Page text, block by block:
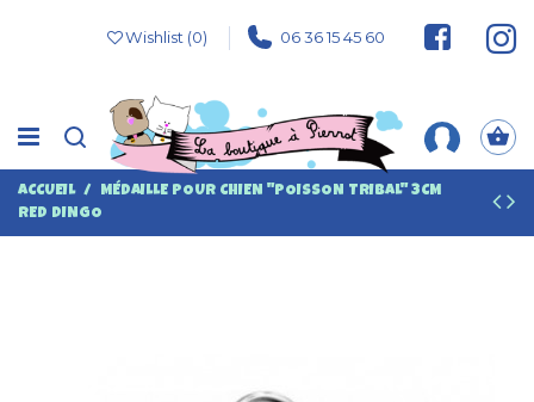
Wishlist (0) 06 36 15 45 60
ACCUEIL
MÉDAILLE POUR CHIEN "POISSON TRIBAL" 3CM
RED DINGO